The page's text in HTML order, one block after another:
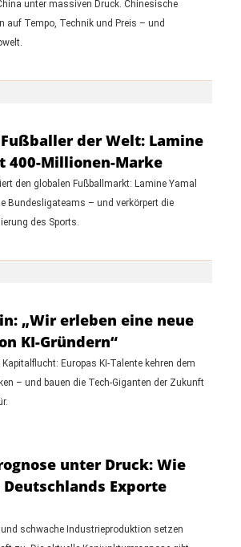
unter massiven Druck. Chinesische
auf Tempo, Technik und Preis – und
der Welt: Lamine
400-Millionen-Marke
den globalen Fußballmarkt: Lamine Yamal
Bundesligateams – und verkörpert die
des Sports.
„Wir erleben eine neue
KI-Gründern“
Europas KI-Talente kehren dem
– und bauen die Tech-Giganten der Zukunft
unter Druck: Wie
Exporte
schwache Industrieproduktion setzen